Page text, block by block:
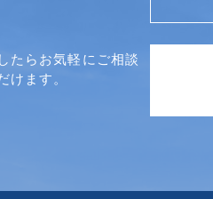
たらお気軽にご相談
けます。